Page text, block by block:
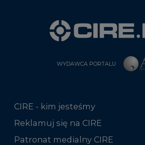
WYDAWCA PORTALU
CIRE - kim jesteśmy
Reklamuj się na CIRE
Patronat medialny CIRE